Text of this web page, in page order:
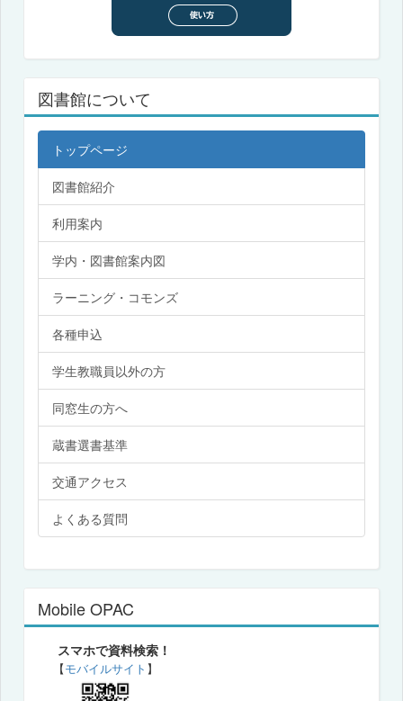
図書館について
トップページ
図書館紹介
利用案内
学内・図書館案内図
ラーニング・コモンズ
各種申込
学生教職員以外の方
同窓生の方へ
蔵書選書基準
交通アクセス
よくある質問
Mobile OPAC
スマホで資料検索！
【モバイルサイト 】